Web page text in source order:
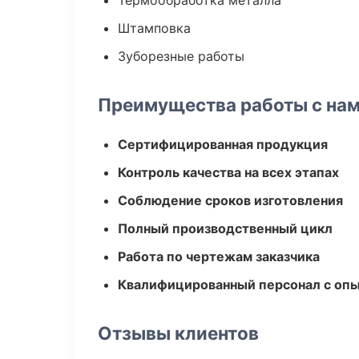
Штамповка
Зуборезные работы
Преимущества работы с
Сертифицированная продукция
Контроль качества на всех этапах
Соблюдение сроков изготовления
Полный производственный цикл
Работа по чертежам заказчика
Квалифицированный персонал с
Отзывы клиентов